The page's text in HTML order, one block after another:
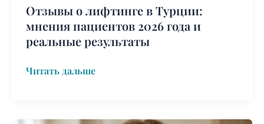
Отзывы о лифтинге в Турции:
мнения пациентов 2026 года и
реальные результаты
результаты
Читать дальше